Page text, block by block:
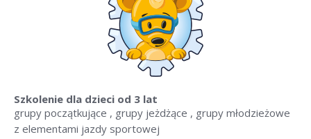
Szkolenie dla dzieci od 3 lat
grupy początkujące , grupy jeżdżące , grupy młodzieżowe
z elementami jazdy sportowej